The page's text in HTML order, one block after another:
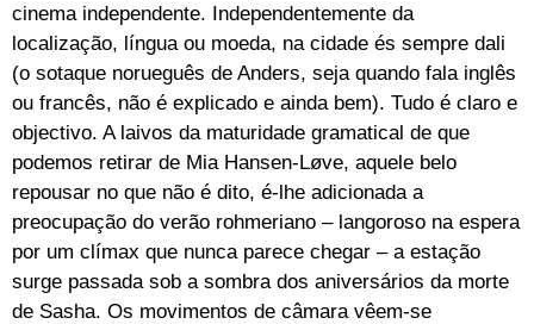
cinema independente. Independentemente da
localização, língua ou moeda, na cidade és sempre dali
(o sotaque norueguês de Anders, seja quando fala inglês
ou francês, não é explicado e ainda bem). Tudo é claro e
objectivo. A laivos da maturidade gramatical de que
podemos retirar de Mia Hansen-Løve, aquele belo
repousar no que não é dito, é-lhe adicionada a
preocupação do verão rohmeriano – langoroso na espera
por um clímax que nunca parece chegar – a estação
surge passada sob a sombra dos aniversários da morte
de Sasha. Os movimentos de câmara vêem-se